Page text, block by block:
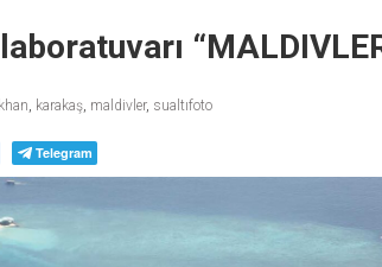
, karakaş, maldivler, sualtıfoto
Telegram